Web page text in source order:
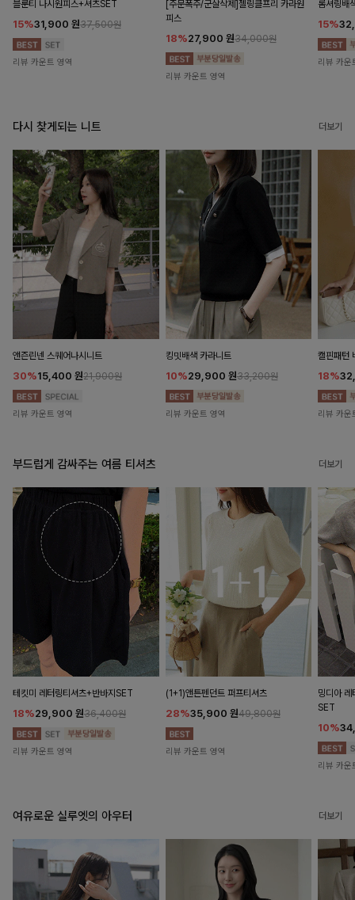
블룬티 나시원피스+셔츠SET
15%31,900 원37,500원
리뷰 카운트 영역
[주문폭주/군살삭제]젤링클프리 카라원
피스
18%27,900 원34,000원
리뷰 카운트 영역
롬셔링배
15%
리뷰 카운
다시 찾게되는 니트 더보기
앤즌린넨 스퀘어나시니트
30%15,400 원21,900원
리뷰 카운트 영역
킹밋배색 카라니트
10%29,900 원33,200원
리뷰 카운트 영역
캘핀패턴
18%
리뷰 카운
부드럽게 감싸주는 여름 티셔츠 더보기
테킷미 레터링티셔츠+반바지SET
18%29,900 원36,400원
리뷰 카운트 영역
(1+1)앤튼펜던트 퍼프티셔츠
28%35,900 원49,800원
리뷰 카운트 영역
밍디아 레
SET
10%
리뷰 카운
여유로운 실루엣의 아우터 더보기